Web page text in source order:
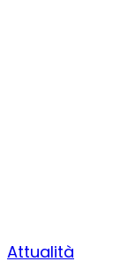
Attualità